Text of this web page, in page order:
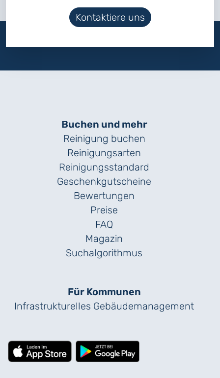
Kontaktiere uns
Buchen und mehr
Reinigung buchen
Reinigungsarten
Reinigungs­standard
Geschenk­gutscheine
Bewertungen
Preise
FAQ
Magazin
Suchalgorithmus
Für Kommunen
Infrastrukturelles Gebäude­management